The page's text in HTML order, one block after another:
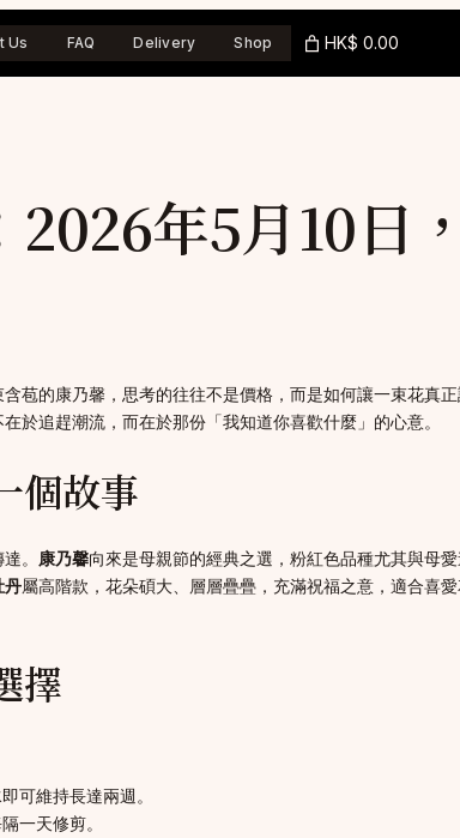
Us FAQ Delivery Shop HK$ 0.00
年5月10日
的康乃馨，思考的往往不是價格，而是如何讓一束花真
於追趕潮流，而在於那份「我知道你喜歡什麼」的心意。
個故事
。 康乃馨向來是母親節的經典之選，粉紅色品種尤其與母
丹屬高階款，花朵碩大、層層疊疊，充滿祝福之意，適合喜愛
擇
可維持長達兩週。
一天修剪。